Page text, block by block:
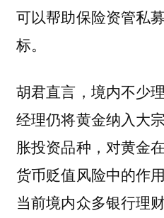
可以帮助保险资管私
标。
胡君直言，境内不少
经理仍将黄金纳入大
胀投资品种，对黄金
货币贬值风险中的作
当前境内众多银行理